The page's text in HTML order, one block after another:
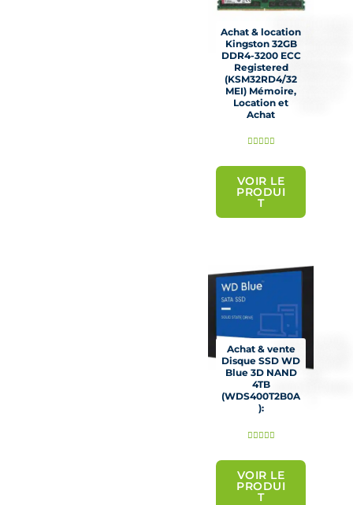
Achat & location
Kingston 32GB
DDR4-3200 ECC
Registered
(KSM32RD4/32
MEI) Mémoire,
Location et
Achat
    N
é
5
r
VOIR LE
PRODUI
T
Achat & vente
Disque SSD WD
Blue 3D NAND
4TB
(WDS400T2B0A
):
N
é
VOIR LE
PRODUI
T